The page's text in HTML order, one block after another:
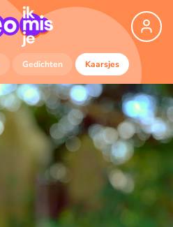
Gedichten Kaarsjes